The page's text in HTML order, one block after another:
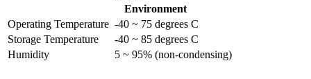
Environment
Operating Temperature -40 ~ 75 degrees C
Storage Temperature
-40 ~ 85 degrees C
Humidity
5 ~ 95% (non-condensing)